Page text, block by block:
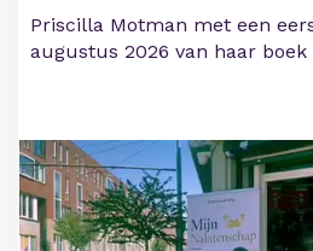
Priscilla Motman met een
augustus 2026 van haar